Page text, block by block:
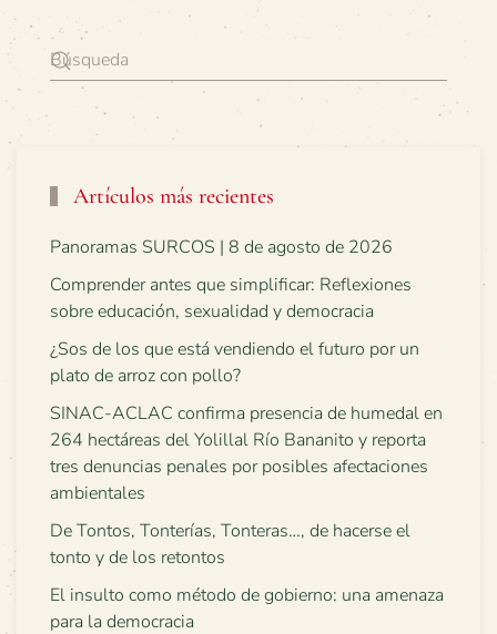
Artículos más recientes
Panoramas SURCOS | 8 de agosto de 2026
Comprender antes que simplificar: Reflexiones
sobre educación, sexualidad y democracia
¿Sos de los que está vendiendo el futuro por un
plato de arroz con pollo?
SINAC-ACLAC confirma presencia de humedal en
264 hectáreas del Yolillal Río Bananito y reporta
tres denuncias penales por posibles afectaciones
ambientales
De Tontos, Tonterías, Tonteras…, de hacerse el
tonto y de los retontos
El insulto como método de gobierno: una amenaza
para la democracia